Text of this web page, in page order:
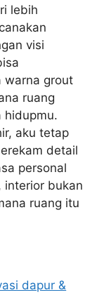
lebih
visi
warna grout
ruang
hidupmu.
aku tetap
detail
personal
interior bukan
ruang itu
dapur &